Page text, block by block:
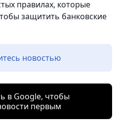
правилах, которые
защитить банковские
новостью
в Google, чтобы
первым